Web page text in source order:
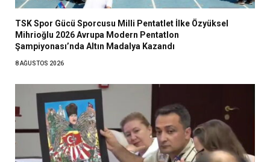
TSK Spor Gücü Sporcusu Milli Pentatlet İlke Özyüksel
Mihrioğlu 2026 Avrupa Modern Pentatlon
Şampiyonası’nda Altın Madalya Kazandı
8 AĞUSTOS 2026